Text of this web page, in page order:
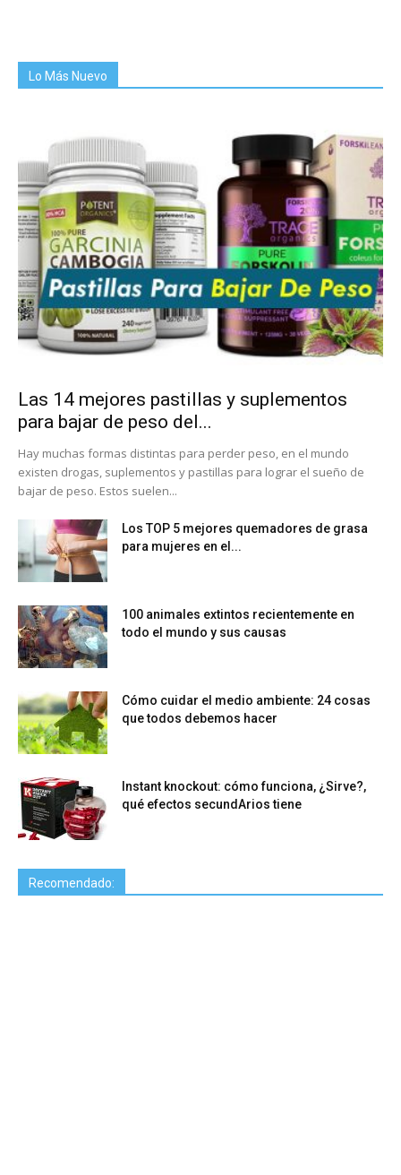
Lo Más Nuevo
Las 14 mejores pastillas y suplementos
para bajar de peso del...
Hay muchas formas distintas para perder peso, en el mundo
existen drogas, suplementos y pastillas para lograr el sueño de
bajar de peso. Estos suelen...
Los TOP 5 mejores quemadores de grasa
para mujeres en el...
100 animales extintos recientemente en
todo el mundo y sus causas
Cómo cuidar el medio ambiente: 24 cosas
que todos debemos hacer
Instant knockout: cómo funciona, ¿Sirve?,
qué efectos secundArios tiene
Recomendado: